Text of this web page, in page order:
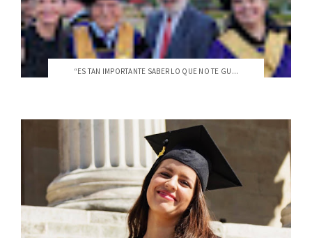
“ES TAN IMPORTANTE SABER LO QUE NO TE GU...